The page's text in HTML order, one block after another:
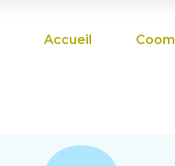
Accueil Coom